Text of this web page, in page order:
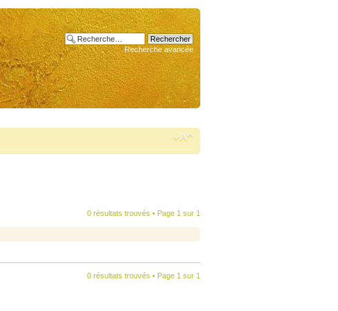
Recherche avancée
0 résultats trouvés • Page 1 sur 1
0 résultats trouvés • Page 1 sur 1